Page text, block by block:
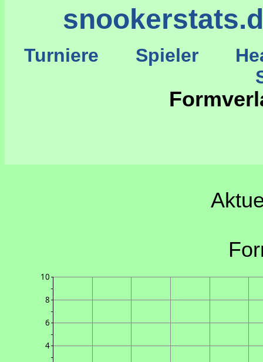
Turniere Spieler
10
8
6
4